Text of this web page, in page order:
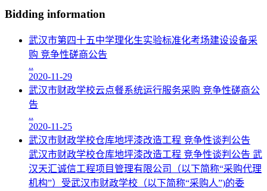
Bidding information
武汉市第四十五中学理化生实验标准化考场建设设备采
购 竞争性磋商公告
..
2020-11-29
武汉市财政学校云点餐系统运行服务采购 竞争性磋商公
告
..
2020-11-25
武汉市财政学校仓库地坪漆改造工程 竞争性谈判公告
武汉市财政学校仓库地坪漆改造工程 竞争性谈判公告 武
汉天汇诚信工程项目管理有限公司（以下简称“采购代理
机构”）受武汉市财政学校（以下简称“采购人”)的委